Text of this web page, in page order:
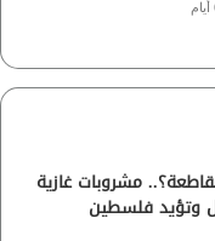
مشروبات غازية
وتؤيد فلسطين